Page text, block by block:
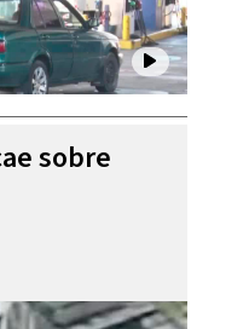
sobre